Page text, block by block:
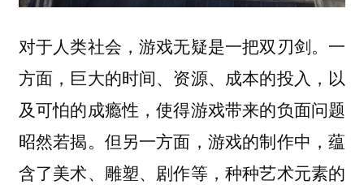
对于人类社会，游戏无疑是一把双刃剑。一
方面，巨大的时间、资源、成本的投入，以
及可怕的成瘾性，使得游戏带来的负面问题
昭然若揭。但另一方面，游戏的制作中，蕴
含了美术、雕塑、剧作等，种种艺术元素的